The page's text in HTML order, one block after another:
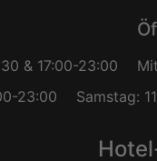
& 17:00-23:00
23:00
Samstag: